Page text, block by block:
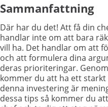
Sammanfattning
Där har du det! Att få din
handlar inte om att bara
vill ha. Det handlar om att
och att formulera dina
deras prioriteringar.
kommer du att ha ett
denna investering är
dessa tips så kommer du